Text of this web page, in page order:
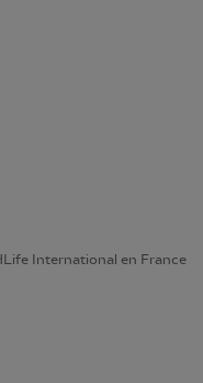
International en France